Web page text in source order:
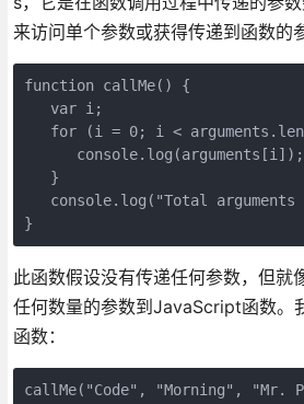
来访问单个参数或获得传递到函数的
function callMe() {
   var i;
for (i = 0; i <
      console.log(arguments[i]);
   }
console.log("Total
}
此函数假设没有传递任何参数，但就
任何数量的参数到JavaScript函数。
函数：
callMe("Code", "Morning", "Mr.